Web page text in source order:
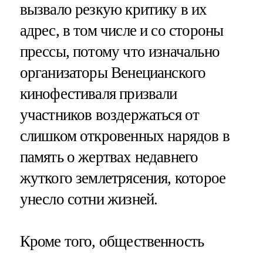
вызвало резкую критику в их
адрес, в том числе и со стороны
прессы, потому что изначально
организаторы Венецианского
кинофестиваля призвали
участников воздержаться от
слишком откровенных нарядов в
память о жертвах недавнего
жуткого землетрясения, которое
унесло сотни жизней.
Кроме того, общественность